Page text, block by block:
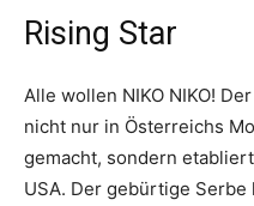
Rising Star
Alle wollen NIKO NIKO!
nicht nur in Österreichs
gemacht, sondern
USA. Der gebürtige